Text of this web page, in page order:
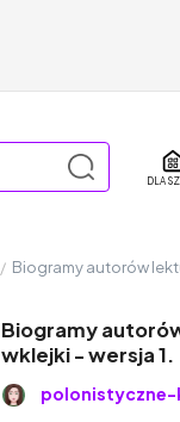
DLA
/ Biogramy autorów
Biogramy
wklejki - wersja 1.